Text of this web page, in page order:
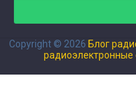
Copyright © 2026 Блог
радиоэлектронные